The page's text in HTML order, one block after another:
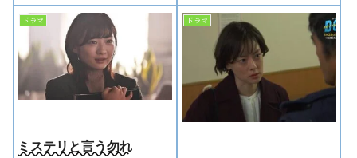
ドラマ
ミステリと言う勿れ
ドラマ